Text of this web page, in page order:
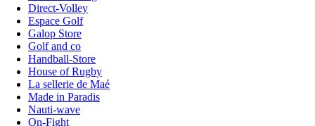
Direct-Volley
Espace Golf
Galop Store
Golf and co
Handball-Store
House of Rugby
La sellerie de Maé
Made in Paradis
Nauti-wave
On-Fight